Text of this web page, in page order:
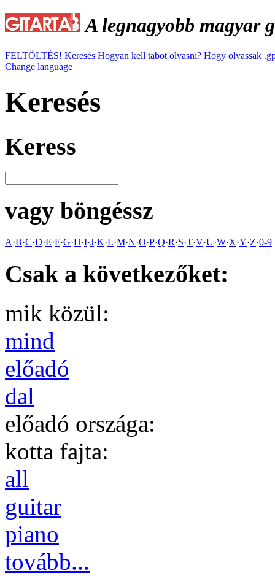
A legnagyobb magyar
FELTÖLTÉS! Keresés Hogyan kell tabot olvasni? Hogy olvassak
Change language
Keresés
Keress
vagy böngéssz
A·B·C·D·E·F·G·H·I·J·K·L·M·N·O·P·Q·R·S·T·V·U·W·X·Y·Z·0-9
Csak a következőket:
mik közül:
mind
előadó
dal
előadó országa:
kotta fajta:
all
guitar
piano
tovább...